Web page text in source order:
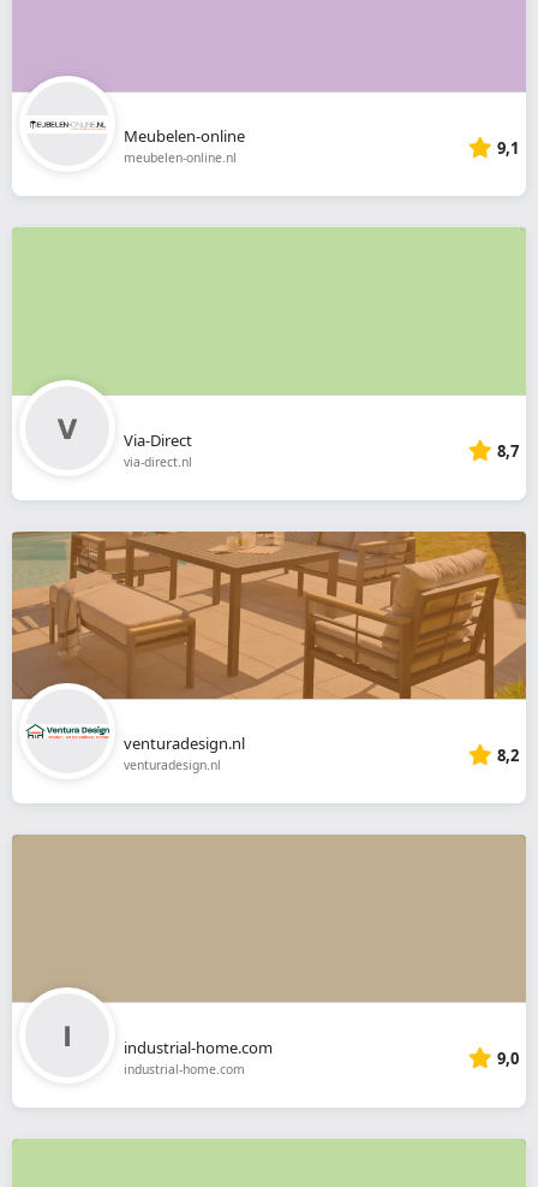
Meubelen-online
meubelen-online.nl 9,1
Via-Direct
via-direct.nl 8,7
venturadesign.nl
venturadesign.nl 8,2
industrial-home.com
industrial-home.com 9,0